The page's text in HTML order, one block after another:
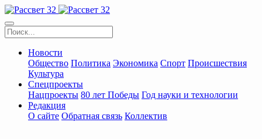
Новости
Общество Политика Экономика Спорт Происшествия
Культура
Спецпроекты
Нацпроекты 80 лет Победы Год науки и технологии
Редакция
О сайте Обратная связь Коллектив